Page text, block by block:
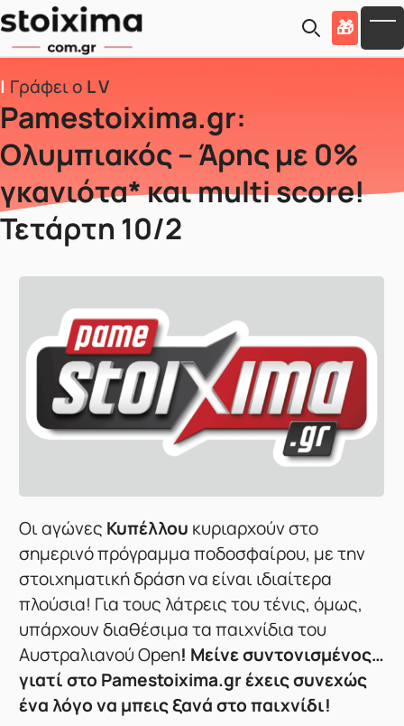
Skip to main content
🎁
Γράφει ο L V
Pamestoixima.gr:
Ολυμπιακός – Άρης με 0%
γκανιότα* και multi score!
Τετάρτη 10/2
Οι αγώνες Κυπέλλου κυριαρχούν στο
σημερινό πρόγραμμα ποδοσφαίρου, με την
στοιχηματική δράση να είναι ιδιαίτερα
πλούσια! Για τους λάτρεις του τένις, όμως,
υπάρχουν διαθέσιμα τα παιχνίδια του
Αυστραλιανού Open! Μείνε συντονισμένος…
γιατί στο Pamestoixima.gr έχεις συνεχώς
ένα λόγο να μπεις ξανά στο παιχνίδι!